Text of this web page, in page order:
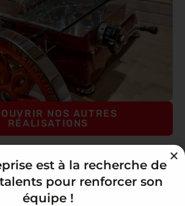
NOS AUTRES
RÉALISATIONS
est à la recherche de
pour renforcer son
équipe !